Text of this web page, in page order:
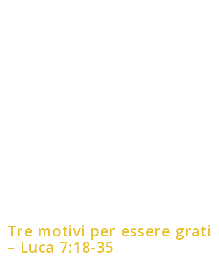
Tre motivi per essere grati
– Luca 7:18-35